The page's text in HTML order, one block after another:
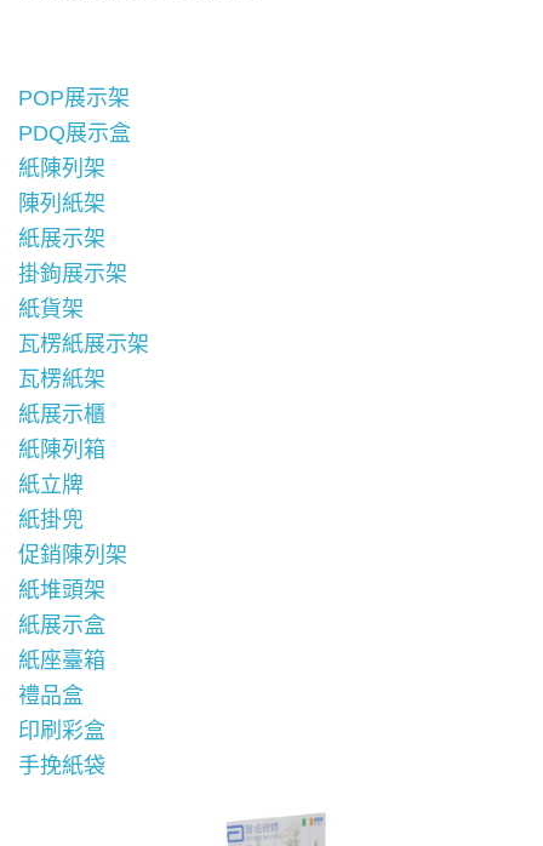
POP展示架
PDQ展示盒
紙陳列架
陳列紙架
紙展示架
掛鉤展示架
紙貨架
瓦楞紙展示架
瓦楞紙架
紙展示櫃
紙陳列箱
紙立牌
紙掛兜
促銷陳列架
紙堆頭架
紙展示盒
紙座臺箱
禮品盒
印刷彩盒
手挽紙袋